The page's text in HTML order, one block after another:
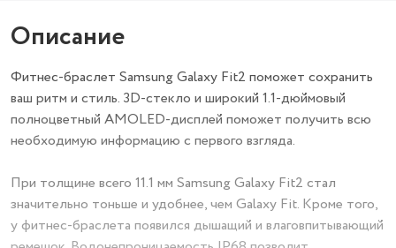
Описание
Фитнес-браслет Samsung Galaxy Fit2 поможет сохранить
ваш ритм и стиль. 3D-стекло и широкий 1.1-дюймовый
полноцветный AMOLED-дисплей поможет получить всю
необходимую информацию с первого взгляда.
При толщине всего 11.1 мм Samsung Galaxy Fit2 стал
значительно тоньше и удобнее, чем Galaxy Fit. Кроме того,
у фитнес-браслета появился дышащий и влаговпитывающий